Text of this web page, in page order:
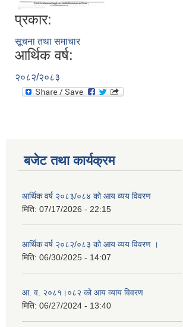
प्रकार:
सूचना तथा समाचार
आर्थिक वर्ष:
२०८२/२०८३
बजेट तथा कार्यक्रम
आर्थिक वर्ष २०८३/०८४ को आय व्यय विवरण
मिति: 07/17/2026 - 22:15
आर्थिक वर्ष २०८२/०८३ को आय व्यय विवरण ।
मिति: 06/30/2025 - 14:07
आ. व. २०८१।०८२ को आय व्याय विवरण
मिति: 06/27/2024 - 13:40